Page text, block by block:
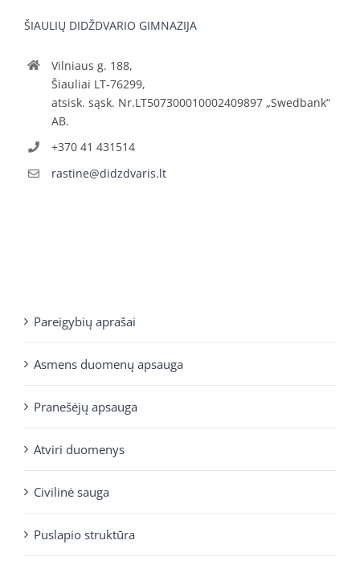
ŠIAULIŲ DIDŽDVARIO GIMNAZIJA
Vilniaus g. 188,
Šiauliai LT-76299,
atsisk. sąsk. Nr.LT507300010002409897 „Swedbank“
AB.
+370 41 431514
rastine@didzdvaris.lt
Pareigybių aprašai
Asmens duomenų apsauga
Pranešėjų apsauga
Atviri duomenys
Civilinė sauga
Puslapio struktūra